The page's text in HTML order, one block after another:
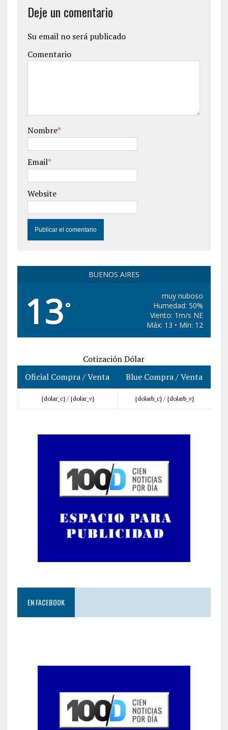
Deje un comentario
Su email no será publicado
Comentario
Nombre*
Email*
Website
BUENOS AIRES
13°
muy nuboso
Humedad: 50%
Viento: 1m/s NE
Máx: 13 • Mín: 12
Cotización Dólar
Oficial Compra / Venta
Blue Compra / Venta
{dolar_c} / {dolar_v} {dolarb_c} / {dolarb_v}
EN FACEBOOK